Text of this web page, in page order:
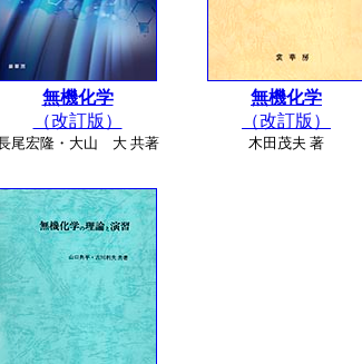
無機化学
（改訂版）
尾宏隆・大山 大 共著
無機化学
（改訂版）
木田茂夫 著